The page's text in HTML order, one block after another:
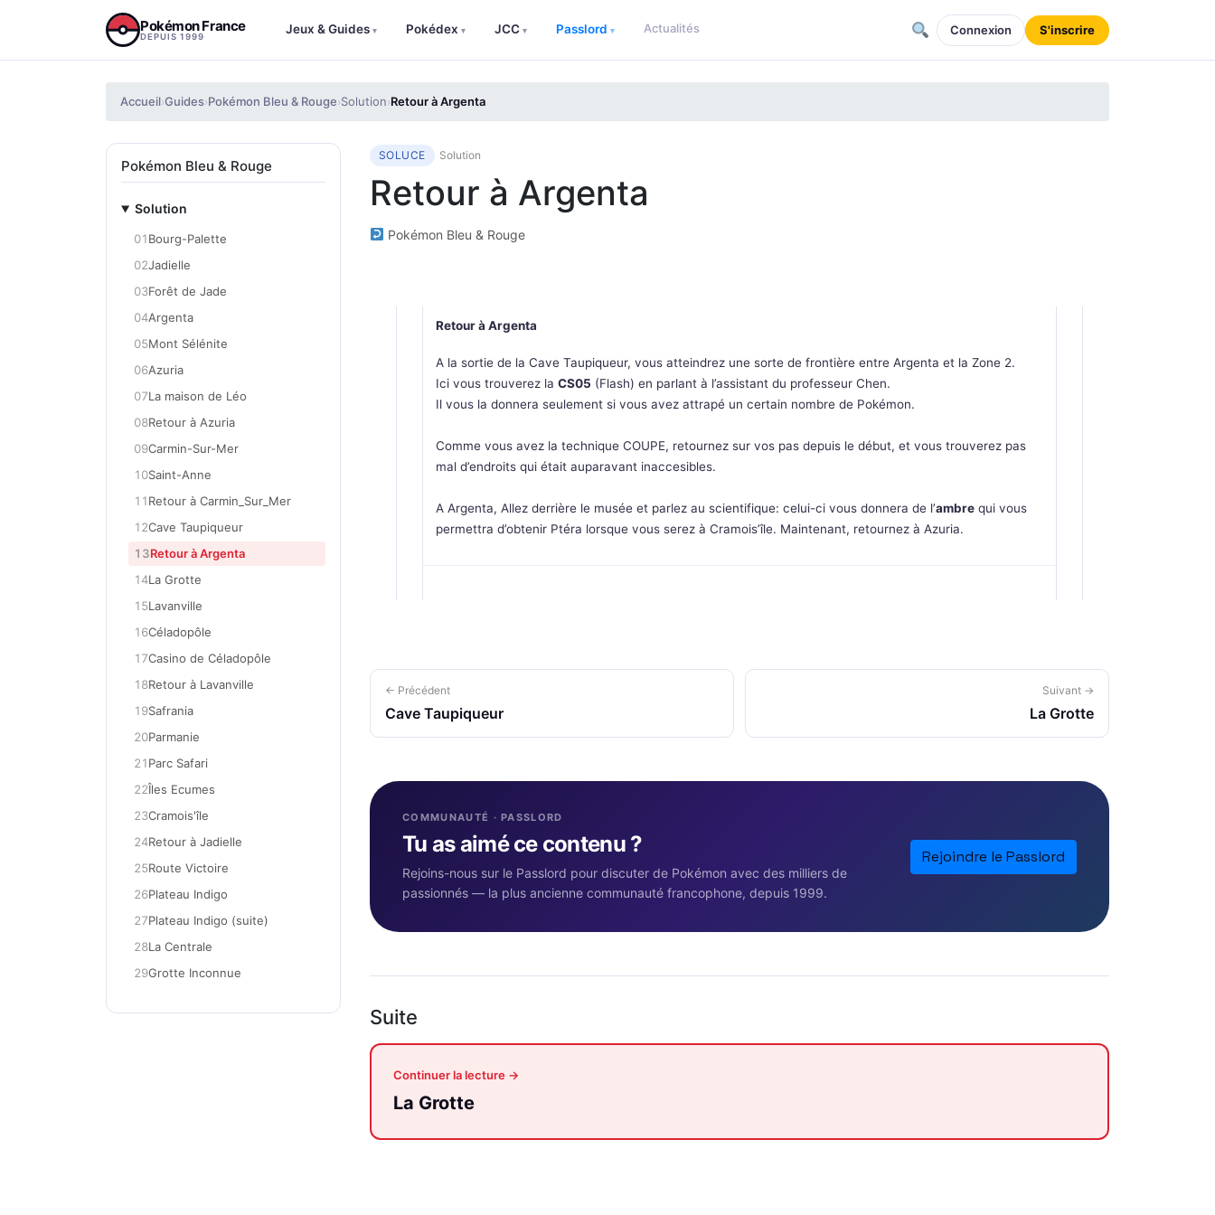
Pokémon France
DEPUIS 1999
Jeux & Guides ▾ Pokédex ▾ JCC ▾ Passlord ▾ Actualités Connexion S'inscrire
Accueil›Guides›Pokémon Bleu & Rouge›Solution›Retour à Argenta
Pokémon Bleu & Rouge
Solution
01Bourg-Palette
02Jadielle
03Forêt de Jade
04Argenta
05Mont Sélénite
06Azuria
07La maison de Léo
08Retour à Azuria
09Carmin-Sur-Mer
10Saint-Anne
11Retour à Carmin_Sur_Mer
12Cave Taupiqueur
13Retour à Argenta
14La Grotte
15Lavanville
16Céladopôle
17Casino de Céladopôle
18Retour à Lavanville
19Safrania
20Parmanie
21Parc Safari
22Îles Ecumes
23Cramois'île
24Retour à Jadielle
25Route Victoire
26Plateau Indigo
27Plateau Indigo (suite)
28La Centrale
29Grotte Inconnue
SOLUCE Solution
Retour à Argenta
Pokémon Bleu & Rouge
Retour à Argenta
A la sortie de la Cave Taupiqueur, vous atteindrez une sorte de frontière entre Argenta et la Zone 2.
Ici vous trouverez la CS05 (Flash) en parlant à l’assistant du professeur Chen.
Il vous la donnera seulement si vous avez attrapé un certain nombre de Pokémon.
Comme vous avez la technique COUPE, retournez sur vos pas depuis le début, et vous trouverez pas
mal d’endroits qui était auparavant inaccesibles.
A Argenta, Allez derrière le musée et parlez au scientifique: celui-ci vous donnera de l’ambre qui vous
permettra d’obtenir Ptéra lorsque vous serez à Cramois’île. Maintenant, retournez à Azuria.
← Précédent
Cave Taupiqueur
Suivant →
La Grotte
COMMUNAUTÉ · PASSLORD
Tu as aimé ce contenu ?
Rejoins-nous sur le Passlord pour discuter de Pokémon avec des milliers de
passionnés — la plus ancienne communauté francophone, depuis 1999.
Rejoindre le Passlord
Suite
Continuer la lecture →
La Grotte